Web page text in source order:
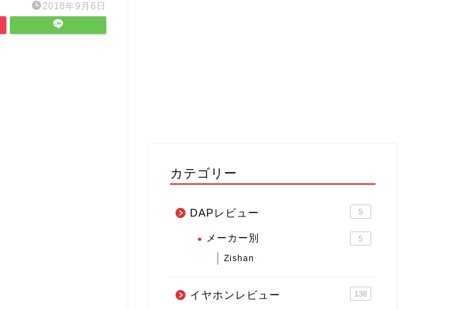
2018年9月6日
カテゴリー
DAPレビュー 5
メーカー別 5
Zishan
イヤホンレビュー 138